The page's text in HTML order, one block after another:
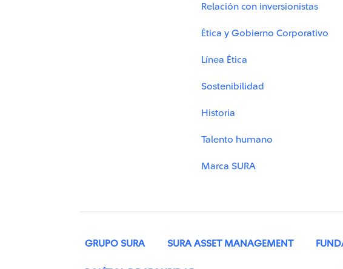
Relación con inversionistas
Ética y Gobierno Corporativo
Línea Ética
Sostenibilidad
Historia
Talento humano
Marca SURA
GRUPO SURA SURA ASSET MANAGEMENT